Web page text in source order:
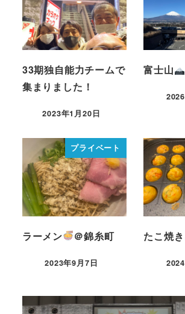
33期独自能力チームで
集まりました！
2023年1月20日
富士山
プライベート
ラーメン ＠錦糸町
2023年9月7日
たこ焼き